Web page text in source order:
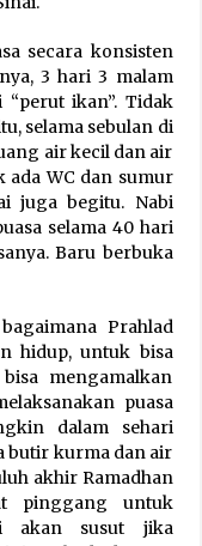
secara konsisten
3 hari 3 malam
ikan”. Tidak
selama sebulan di
air kecil dan air
ada WC dan sumur
juga begitu. Nabi
selama 40 hari
Baru berbuka
Prahlad
hidup, untuk bisa
mengamalkan
puasa
dalam sehari
butir kurma dan air
akhir Ramadhan
pinggang untuk
akan susut jika